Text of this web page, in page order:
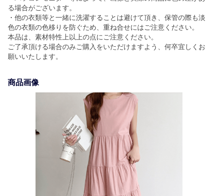
る場合がございます。
・他の衣類等と一緒に洗濯することは避けて頂き、保管の際も淡
色の衣類の色移りを防ぐため、重ね合せにはご注意ください。
本品は、素材特性上以上の点にご注意ください。
ご了承頂ける場合のみご購入をいただけますよう、何卒宜しくお
願いいたします。
商品画像